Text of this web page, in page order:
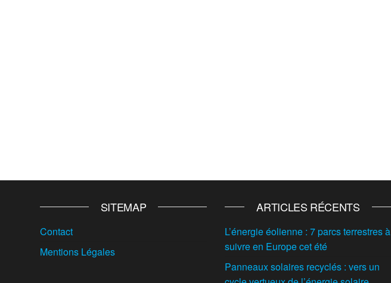
SITEMAP
Contact
Mentions Légales
ARTICLES RÉCENTS
L’énergie éolienne : 7 parcs terrestres à
suivre en Europe cet été
Panneaux solaires recyclés : vers un